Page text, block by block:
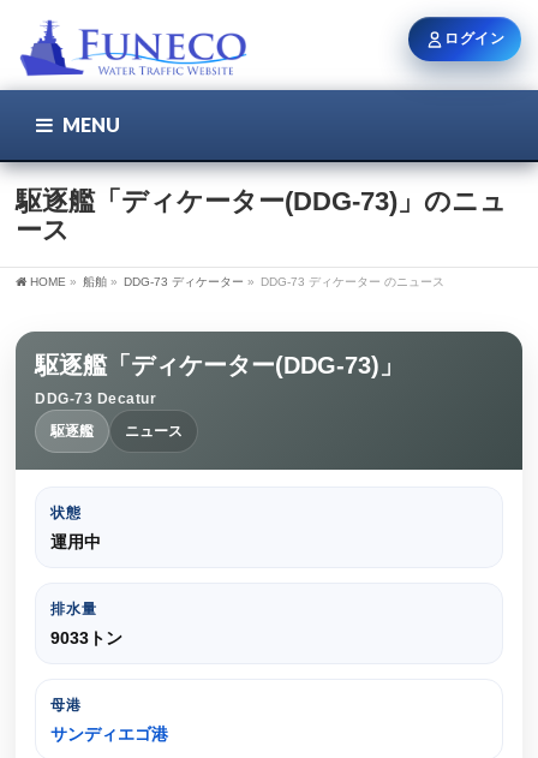
MENU
駆逐艦「ディケーター(DDG-73)」のニュ
ース
HOME » 船舶 » DDG-73 ディケーター » DDG-73 ディケーター のニュース
駆逐艦「ディケーター(DDG-73)」
DDG-73 Decatur
駆逐艦
ニュース
状態
運用中
排水量
9033トン
母港
サンディエゴ港
ログイン
ユーザー名 / メール
パスワード
ログイン状態を保持